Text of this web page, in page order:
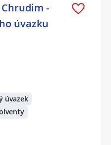
-
úvazku
úvazek